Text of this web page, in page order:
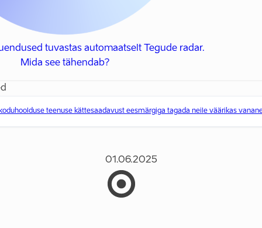
tuvastas automaatselt Tegude radar.
Mida see tähendab?
teenuse kättesaadavust eesmärgiga tagada neile väärikas
01.06.2025